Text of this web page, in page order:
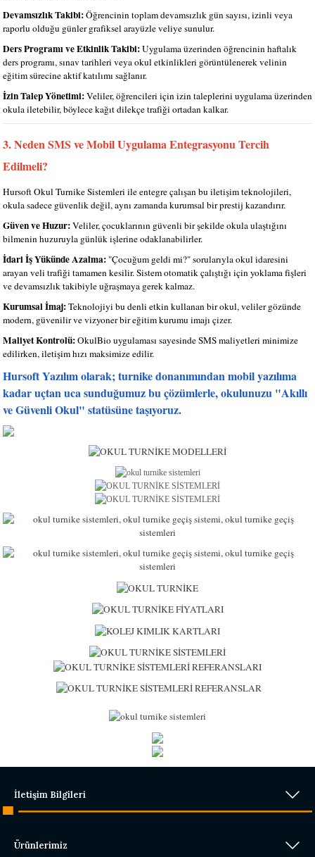
Devamsızlık Takibi:Öğrencinin toplam devamsızlık gün sayısı, izinli veya
raporlu olduğu günler grafiksel arayüzle veliye sunulur.
Ders Programı ve Etkinlik Takibi:Uygulama üzerinden öğrencinin haftalık
ders programı, sınav tarihleri veya okul etkinlikleri görüntülenerek velinin
eğitim sürecine aktif katılımı sağlanır.
İzin Talep Yönetimi:Veliler, öğrencileri için izin taleplerini uygulama üzerinden
okula iletebilir, böylece kağıt dilekçe trafiği ortadan kalkar.
3. Neden SMS ve Mobil Uygulama Entegrasyonu Tercih
Edilmeli?
Hursoft Okul Turnike Sistemleri ile entegre çalışan bu iletişim teknolojileri,
okula sadece güvenlik değil, aynı zamanda kurumsal bir prestij kazandırır.
Güven ve Huzur:Veliler, çocuklarının güvenli bir şekilde okula ulaştığını
bilmenin huzuruyla günlük işlerine odaklanabilirler.
İdari İş Yükünde Azalma: "Çocuğum geldi mi?" sorularıyla okul idaresini
arayan veli trafiği tamamen kesilir. Sistem otomatik çalıştığı için yoklama fişleri
ve devamsızlık takibiyle uğraşmaya gerek kalmaz.
Kurumsal İmaj:Teknolojiyi bu denli etkin kullanan bir okul, veliler gözünde
modern, güvenilir ve vizyoner bir eğitim kurumu imajı çizer.
Maliyet Kontrolü:OkulBio uygulaması sayesinde SMS maliyetleri minimize
edilirken, iletişim hızı maksimize edilir.
Hursoft Yazılım olarak; turnike donanımından mobil yazılıma
kadar uçtan uca sunduğumuz bu çözümlerle, okulunuzu "Akıllı
ve Güvenli Okul" statüsüne taşıyoruz.
İletişim Bilgileri
Ürünlerimiz